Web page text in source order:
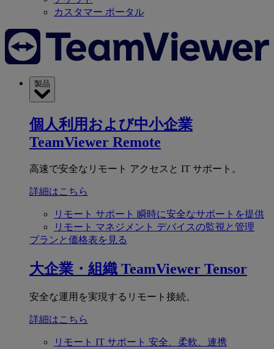
カスタマー ポータル
製品
個人利用および中小企業
TeamViewer Remote
高速で安全なリモート アクセスと IT サポート。
詳細はこちら
リモート サポート 瞬時に安全なサポートを提供
リモート マネジメント デバイスの監視と管理
プランと価格表を見る
大企業・組織 TeamViewer Tensor
安全な運用を実現するリモート接続。
詳細はこちら
リモート IT サポート 安全、柔軟、連携